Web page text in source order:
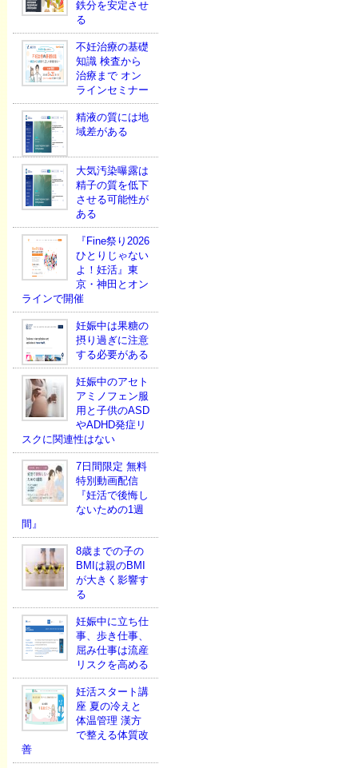
鉄分を安定させ
る
不妊治療の基礎
知識 検査から
治療まで オン
ラインセミナー
精液の質には地
域差がある
大気汚染曝露は
精子の質を低下
させる可能性が
ある
『Fine祭り2026
ひとりじゃない
よ！妊活』東
京・神田とオン
ラインで開催
妊娠中は果糖の
摂り過ぎに注意
する必要がある
妊娠中のアセト
アミノフェン服
用と子供のASD
やADHD発症リ
スクに関連性はない
7日間限定 無料
特別動画配信
『妊活で後悔し
ないための1週
間』
8歳までの子の
BMIは親のBMI
が大きく影響す
る
妊娠中に立ち仕
事、歩き仕事、
屈み仕事は流産
リスクを高める
妊活スタート講
座 夏の冷えと
体温管理 漢方
で整える体質改
善